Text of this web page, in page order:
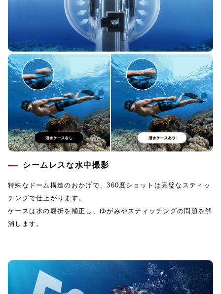
シームレスな水中撮影
特殊なドーム構造のおかげで、360度ショットは完璧なスティッ
チングで仕上がります。
ケースは水の屈折を補正し、ゆがみやスティッチングの問題を解
消します。